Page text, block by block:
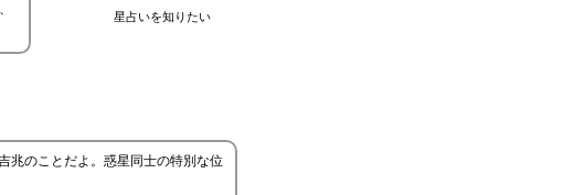
星占いを知りたい
兆のことだよ。惑星同士の特別な位